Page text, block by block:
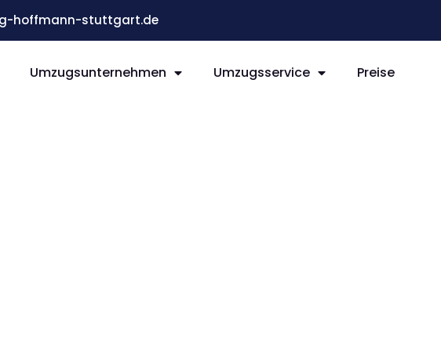
hoffmann-stuttgart.de
Umzugsunternehmen Umzugsservice Preise